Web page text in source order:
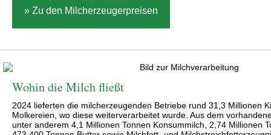
» Zu den Milcherzeugerpreisen
Wohin die Milch fließt
2024 lieferten die milcherzeugenden Betriebe rund 31,3 Millionen
Molkereien, wo diese weiterverarbeitet wurde. Aus dem
unter anderem 4,1 Millionen Tonnen Konsummilch, 2,74 Millionen